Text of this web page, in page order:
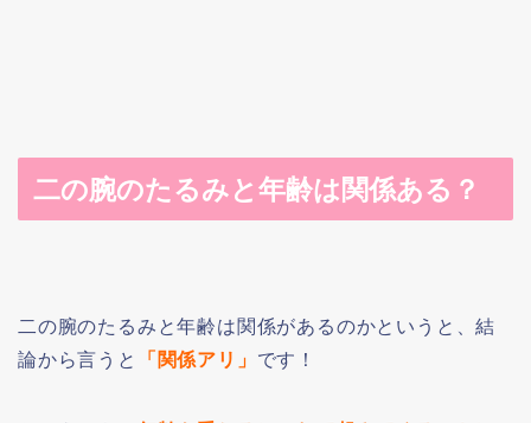
二の腕のたるみと年齢は関係ある？
二の腕のたるみと年齢は関係があるのかというと、結
論から言うと
「関係アリ」 です！